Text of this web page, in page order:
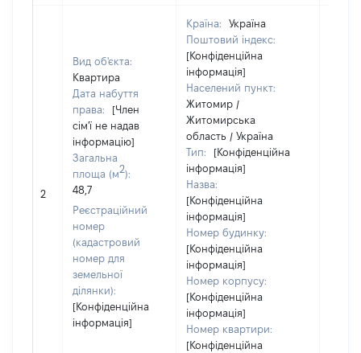
2
Вид об'єкта:
Квартира
Дата набуття
права:
[Член
сім'ї не надав
інформацію]
Загальна
площа (м2):
48,7
Реєстраційний
номер
(кадастровий
номер для
земельної
ділянки):
[Конфіденційна
інформація]
Країна:
Україна
Поштовий індекс:
[Конфіденційна
інформація]
Населений пункт:
Житомир /
Житомирська
область / Україна
Тип:
[Конфіденційна
інформація]
Назва:
[Конфіденційна
інформація]
Номер будинку:
[Конфіденційна
інформація]
Номер корпусу:
[Конфіденційна
інформація]
Номер квартири:
[Конфіденційна